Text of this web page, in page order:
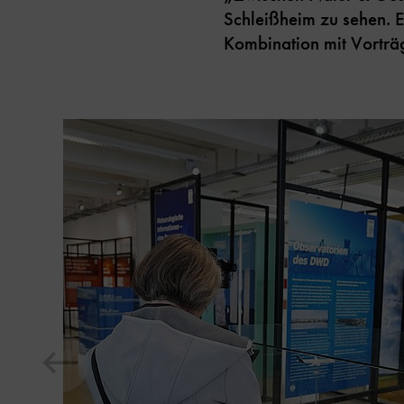
Schleißheim zu sehen.
Kombination mit
Inhaltskarussell
Zeige
vorheriges